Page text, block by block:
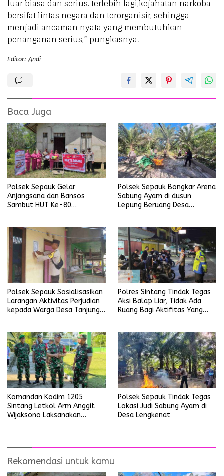
luar biasa dan serius. terlebih lagi,kejahatan narkoba
bersifat lintas negara dan terorganisir, sehingga
menjadi ancaman nyata yang membutuhkan
penanganan serius,” pungkasnya.
Editor: Andi
Baca Juga
Polsek Sepauk Gelar
Anjangsana dan Bansos
Sambut HUT Ke-80
Polsek Sepauk Bongkar Arena
Sabung Ayam di dusun
Lepung Beruang Desa
Polsek Sepauk Sosialisasikan
Larangan Aktivitas Perjudian
kepada Warga Desa Tanjung
Polres Sintang Tindak Tegas
Aksi Balap Liar, Tidak Ada
Ruang Bagi Aktifitas Yang
Komandan Kodim 1205
Sintang Letkol Arm Anggit
Wijaksono Laksanakan
Polsek Sepauk Tindak Tegas
Lokasi Judi Sabung Ayam di
Desa Lengkenat
Rekomendasi untuk kamu